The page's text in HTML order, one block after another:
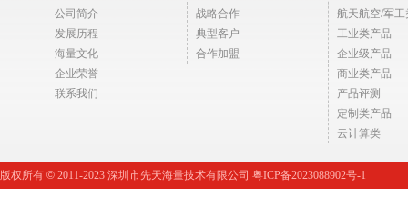
公司简介
发展历程
海量文化
企业荣誉
联系我们
战略合作
典型客户
合作加盟
航天航空/军工
工业类产品
企业级产品
商业类产品
产品评测
定制类产品
云计算类
版权所有 © 2011-2023 深圳市先天海量技术有限公司 粤ICP备2023088902号-1